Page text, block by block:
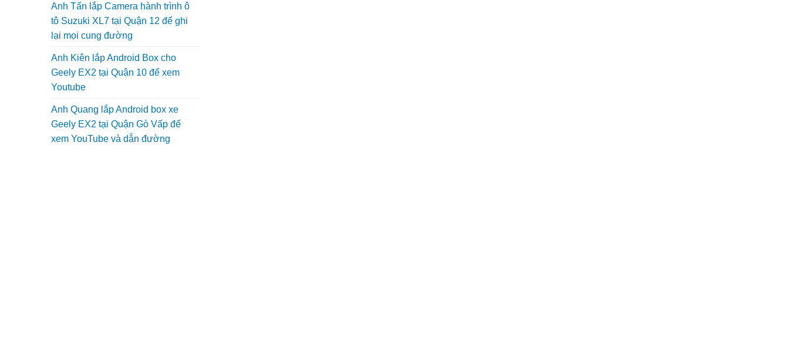
Anh Tấn lắp Camera hành trình ô
tô Suzuki XL7 tại Quận 12 để ghi
lại mọi cung đường
Anh Kiên lắp Android Box cho
Geely EX2 tại Quận 10 để xem
Youtube
Anh Quang lắp Android box xe
Geely EX2 tại Quận Gò Vấp để
xem YouTube và dẫn đường